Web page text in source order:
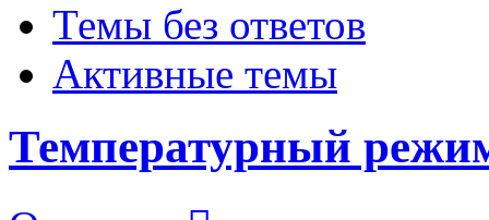
Темы без ответов
Активные темы
Температурный